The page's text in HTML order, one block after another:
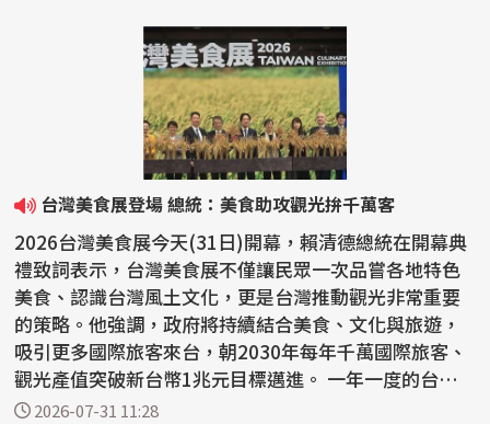
台灣美食展登場 總統：美食助攻觀光拚千萬客
2026台灣美食展今天(31日)開幕，賴清德總統在開幕典
禮致詞表示，台灣美食展不僅讓民眾一次品嘗各地特色
美食、認識台灣風土文化，更是台灣推動觀光非常重要
的策略。他強調，政府將持續結合美食、文化與旅遊，
吸引更多國際旅客來台，朝2030年每年千萬國際旅客、
觀光產值突破新台幣1兆元目標邁進。 一年一度的台灣
美食展...
2026-07-31 11:28